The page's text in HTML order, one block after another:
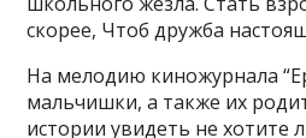
скорее, Чтоб дружба
На мелодию киножурнала
мальчишки, а также их
истории увидеть не хотите